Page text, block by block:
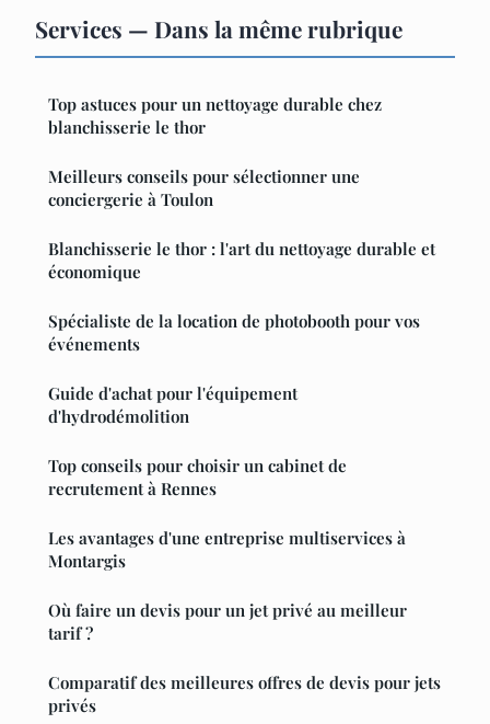
Services — Dans la même rubrique
Top astuces pour un nettoyage durable chez
blanchisserie le thor
Meilleurs conseils pour sélectionner une
conciergerie à Toulon
Blanchisserie le thor : l'art du nettoyage durable et
économique
Spécialiste de la location de photobooth pour vos
événements
Guide d'achat pour l'équipement
d'hydrodémolition
Top conseils pour choisir un cabinet de
recrutement à Rennes
Les avantages d'une entreprise multiservices à
Montargis
Où faire un devis pour un jet privé au meilleur
tarif ?
Comparatif des meilleures offres de devis pour jets
privés